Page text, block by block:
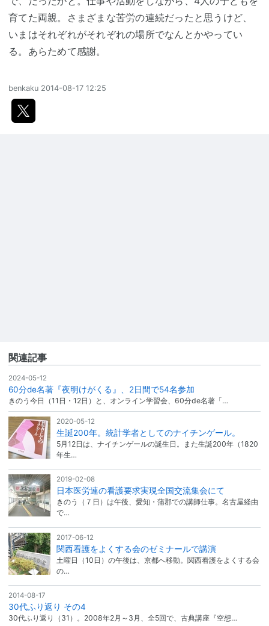
育てた両親。さまざまな苦労の連続だったと思うけど、
いまはそれぞれがそれぞれの場所でなんとかやってい
る。あらためて感謝。
benkaku 2014-08-17 12:25
関連記事
2024-05-12
60分de名著『夜明けがくる』、2日間で54名参加
きのう今日（11日・12日）と、オンライン学習会、60分de名著「…
2020-05-12
生誕200年。統計学者としてのナイチンゲール。
5月12日は、ナイチンゲールの誕生日。また生誕200年（1820
年生…
2019-02-08
日本医労連の看護要求実現全国交流集会にて
きのう（７日）は午後、愛知・蒲郡での講師仕事。名古屋経由
で…
2017-06-12
関西看護をよくする会のゼミナールで講演
土曜日（10日）の午後は、京都へ移動。関西看護をよくする会
の…
2014-08-17
30代ふり返り その4
30代ふり返り（31）。2008年2月～3月、全5回で、古典講座『空想…